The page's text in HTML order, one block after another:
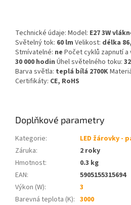
Technické údaje: Model: E27 3W
Světelný tok: 60 lm Velikost: délka
Stmívatelné: ne Počet cyklů zapnutí a
30 000 hodin Úhel světelného toku:
Barva světla: teplá bílá 2700K
Certifikáty: CE, RoHS
Doplňkové parametry
Kategorie:
LED žárovky -
Záruka:
2 roky
Hmotnost:
0.3 kg
EAN:
5905155315694
Výkon (W):
3
Barevná teplota (K): 3000